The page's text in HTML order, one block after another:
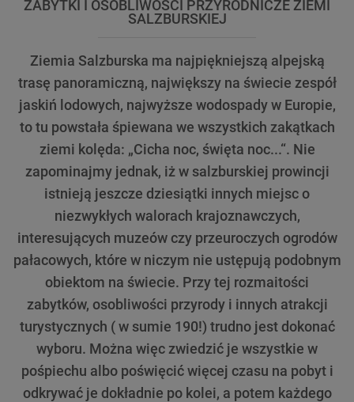
ZABYTKI I OSOBLIWOŚCI PRZYRODNICZE ZIEMI
SALZBURSKIEJ
Ziemia Salzburska ma najpiękniejszą alpejską
trasę panoramiczną, największy na świecie zespół
jaskiń lodowych, najwyższe wodospady w Europie,
to tu powstała śpiewana we wszystkich zakątkach
ziemi kolęda: „Cicha noc, święta noc...“. Nie
zapominajmy jednak, iż w salzburskiej prowincji
istnieją jeszcze dziesiątki innych miejsc o
niezwykłych walorach krajoznawczych,
interesujących muzeów czy przeuroczych ogrodów
pałacowych, które w niczym nie ustępują podobnym
obiektom na świecie. Przy tej rozmaitości
zabytków, osobliwości przyrody i innych atrakcji
turystycznych ( w sumie 190!) trudno jest dokonać
wyboru. Można więc zwiedzić je wszystkie w
pośpiechu albo poświęcić więcej czasu na pobyt i
odkrywać je dokładnie po kolei, a potem każdego